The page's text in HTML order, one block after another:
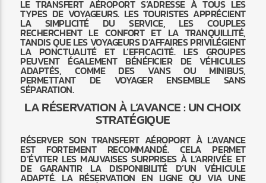
LE TRANSFERT AÉROPORT S’ADRESSE À TOUS LES
TYPES DE VOYAGEURS. LES TOURISTES APPRÉCIENT
LA SIMPLICITÉ DU SERVICE, LES COUPLES
RECHERCHENT LE CONFORT ET LA TRANQUILLITÉ,
TANDIS QUE LES VOYAGEURS D’AFFAIRES PRIVILÉGIENT
LA PONCTUALITÉ ET L’EFFICACITÉ. LES GROUPES
PEUVENT ÉGALEMENT BÉNÉFICIER DE VÉHICULES
ADAPTÉS, COMME DES VANS OU MINIBUS,
PERMETTANT DE VOYAGER ENSEMBLE SANS
SÉPARATION.
LA RÉSERVATION À L’AVANCE : UN CHOIX
STRATÉGIQUE
RÉSERVER SON TRANSFERT AÉROPORT À L’AVANCE
EST FORTEMENT RECOMMANDÉ. CELA PERMET
D’ÉVITER LES MAUVAISES SURPRISES À L’ARRIVÉE ET
DE GARANTIR LA DISPONIBILITÉ D’UN VÉHICULE
ADAPTÉ. LA RÉSERVATION EN LIGNE OU VIA UNE